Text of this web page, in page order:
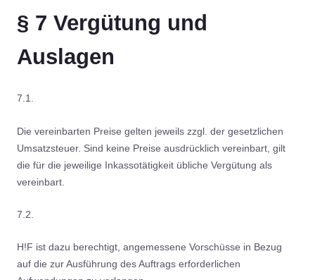
§ 7 Vergütung und
Auslagen
7.1.
Die vereinbarten Preise gelten jeweils zzgl. der gesetzlichen
Umsatzsteuer. Sind keine Preise ausdrücklich vereinbart, gilt
die für die jeweilige Inkassotätigkeit übliche Vergütung als
vereinbart.
7.2.
H!F ist dazu berechtigt, angemessene Vorschüsse in Bezug
auf die zur Ausführung des Auftrags erforderlichen